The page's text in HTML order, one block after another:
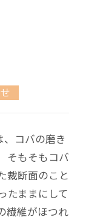
コバの磨き
そもそもコバ
裁断面のこと
たままにして
繊維がほつれ